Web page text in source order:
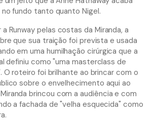
fundo tanto quanto Nigel.
Runway pelas costas da Miranda, a
que sua traição foi prevista e usada
em uma humilhação cirúrgica que a
definiu como "uma masterclass de
O roteiro foi brilhante ao brincar com o
sobre o envelhecimento aqui ao
brincou com a audiência e com
a fachada de "velha esquecida" como